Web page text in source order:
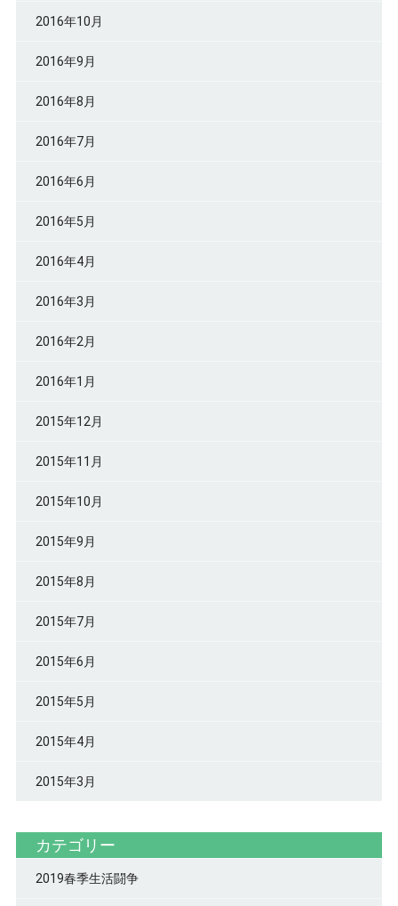
2016年10月
2016年9月
2016年8月
2016年7月
2016年6月
2016年5月
2016年4月
2016年3月
2016年2月
2016年1月
2015年12月
2015年11月
2015年10月
2015年9月
2015年8月
2015年7月
2015年6月
2015年5月
2015年4月
2015年3月
カテゴリー
2019春季生活闘争